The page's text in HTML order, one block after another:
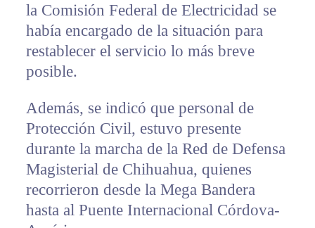
la Comisión Federal de Electricidad se
había encargado de la situación para
restablecer el servicio lo más breve
posible.
Además, se indicó que personal de
Protección Civil, estuvo presente
durante la marcha de la Red de Defensa
Magisterial de Chihuahua, quienes
recorrieron desde la Mega Bandera
hasta al Puente Internacional Córdova-